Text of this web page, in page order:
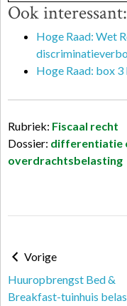
Ook interessant:
Hoge Raad: Wet
Hoge Raad: box
Rubriek: Fiscaal recht
Dossier: differentiatie
overdrachtsbelasting
Vorige
Huuropbrengst Bed &
Breakfast-tuinhuis